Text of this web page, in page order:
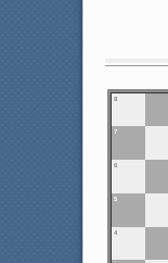
8
7
6
5
4